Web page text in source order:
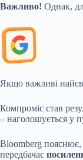
Важливо! Однак,
Якщо важливі
Компроміс став
– наголошується у
Bloomberg пояснює,
передбачає